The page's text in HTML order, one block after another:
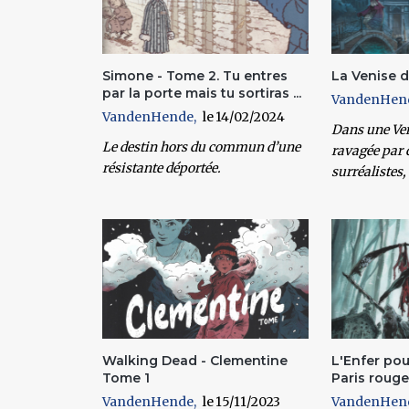
Simone - Tome 2. Tu entres
par la porte mais tu sortiras ...
VandenHende
14/02/2024
Le destin hors du commun d’une
résistante déportée.
La Venise
Dans une
ravagée par
surréalistes,
Walking Dead - Clementine
Tome 1
VandenHende
15/11/2023
L'Enfer
Paris rouge